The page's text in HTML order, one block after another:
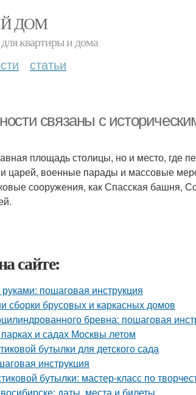
ДОМ
квартиры и дома
статьи
связаны с
площадь столицы, но и место, где
царей, военные парады и массовые
сооружения, как Спасская башня,
сайте:
пошаговая инструкция
сборки брусовых и каркасных домов
бревна: пошаговая
и садах Москвы летом
бутылки для детского сада
инструкция
бутылки: мастер-класс по